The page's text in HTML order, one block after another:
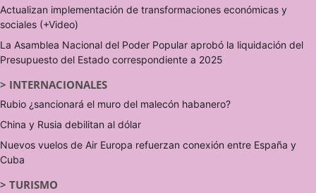
Actualizan implementación de transformaciones económicas y
sociales (+Video)
La Asamblea Nacional del Poder Popular aprobó la liquidación del
Presupuesto del Estado correspondiente a 2025
> INTERNACIONALES
Rubio ¿sancionará el muro del malecón habanero?
China y Rusia debilitan al dólar
Nuevos vuelos de Air Europa refuerzan conexión entre España y
Cuba
> TURISMO